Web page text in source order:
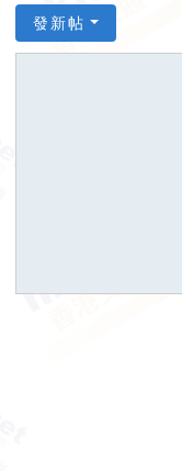
發新帖